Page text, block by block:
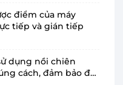
đại, công suất
điểm của máy
tiếp và gián tiếp
dụng nồi chiên
cách, đảm bảo độ